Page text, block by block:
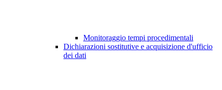
Monitoraggio tempi procedimentali
Dichiarazioni sostitutive e acquisizione d'ufficio
dei dati